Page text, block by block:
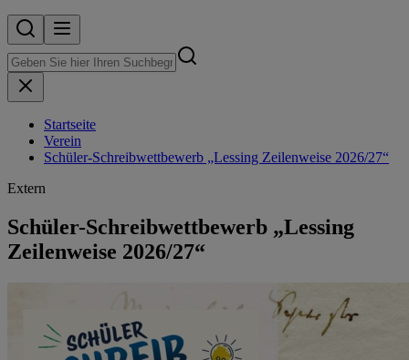
Startseite
Verein
Schüler-Schreibwettbewerb „Lessing Zeilenweise 2026/27“
Extern
Schüler-Schreibwettbewerb „Lessing
Zeilenweise 2026/27“